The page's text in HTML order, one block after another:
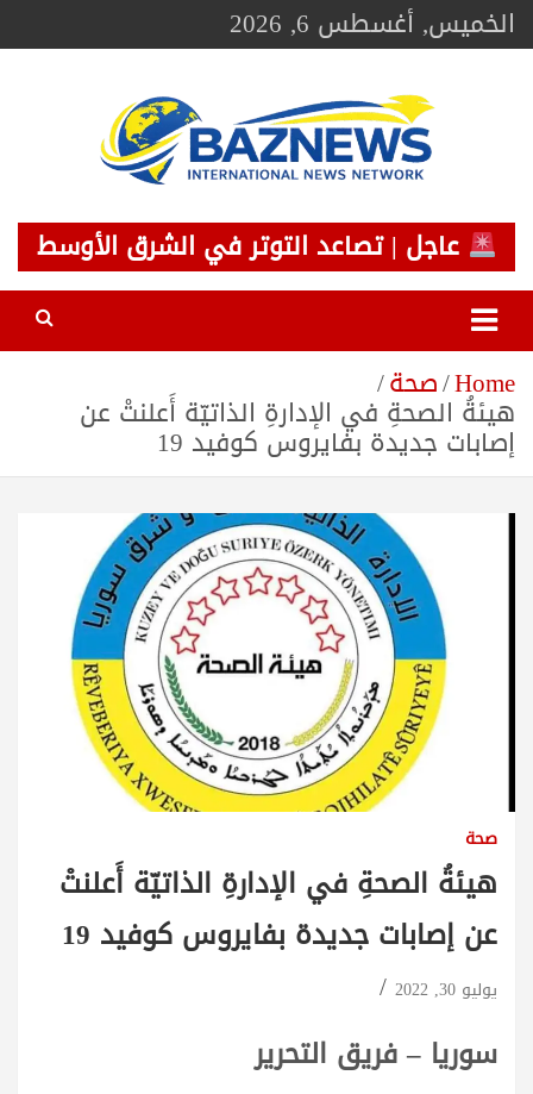
Skip
toالخميس, أغسطس 6, 2026
BAZNEWS
شبكة باز الإخبارية
عاجل | تصاعد التوتر في الشرق الأوسط
Home صحة
هيئةُ الصحةِ في الإدارةِ الذاتيّة أَعلنتْ عن
إصابات جديدة بفايروس كوفيد 19
صحة
هيئةُ الصحةِ في الإدارةِ الذاتيّة أَعلنتْ
عن إصابات جديدة بفايروس كوفيد 19
يوليو 30, 2022
سوريا – فريق التحرير